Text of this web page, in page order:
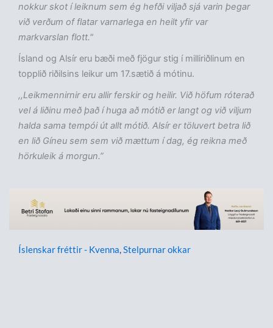
nokkur skot í leiknum sem ég hefði viljað sjá varin þegar
við verðum of flatar varnarlega en heilt yfir var
markvarslan flott."
Ísland og Alsír eru bæði með fjögur stig í milliriðlinum en
topplið riðilsins leikur um 17.sætið á mótinu.
,,Leikmennirnir eru allir ferskir og heilir. Við höfum róterað
vel á liðinu með það í huga að mótið er langt og við viljum
halda sama tempói út allt mótið. Alsír er töluvert betra lið
en lið Gíneu sem sem við mættum í dag, ég reikna með
hörkuleik á morgun.”
Íslenskar fréttir - Kvenna,Stelpurnar okkar